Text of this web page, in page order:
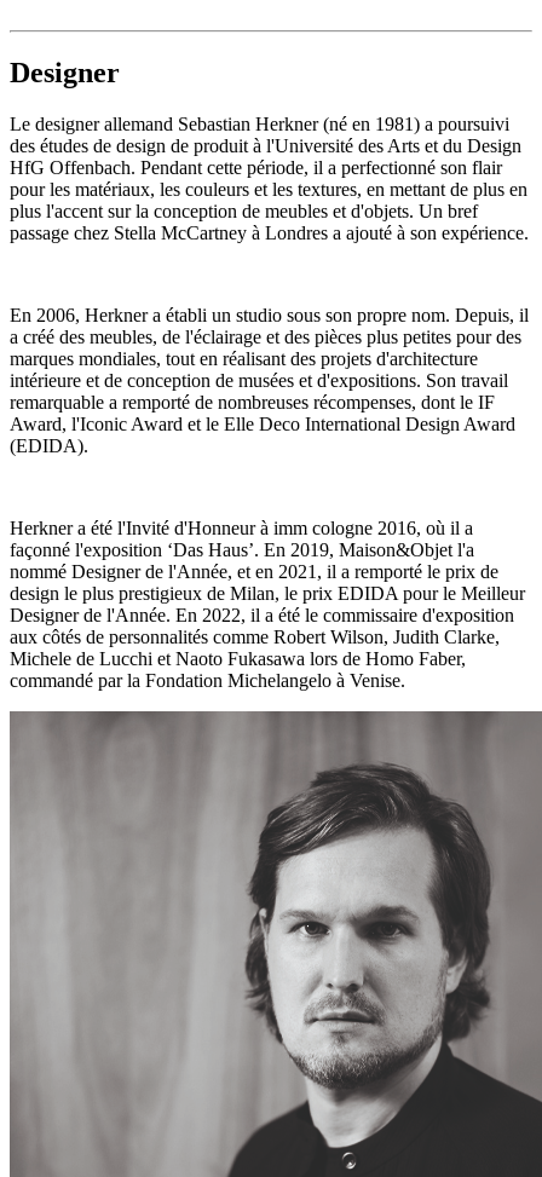
Designer
Le designer allemand Sebastian Herkner (né en 1981) a poursuivi
des études de design de produit à l'Université des Arts et du Design
HfG Offenbach. Pendant cette période, il a perfectionné son flair
pour les matériaux, les couleurs et les textures, en mettant de plus en
plus l'accent sur la conception de meubles et d'objets. Un bref
passage chez Stella McCartney à Londres a ajouté à son expérience.
En 2006, Herkner a établi un studio sous son propre nom. Depuis, il
a créé des meubles, de l'éclairage et des pièces plus petites pour des
marques mondiales, tout en réalisant des projets d'architecture
intérieure et de conception de musées et d'expositions. Son travail
remarquable a remporté de nombreuses récompenses, dont le IF
Award, l'Iconic Award et le Elle Deco International Design Award
(EDIDA).
Herkner a été l'Invité d'Honneur à imm cologne 2016, où il a
façonné l'exposition ‘Das Haus’. En 2019, Maison&Objet l'a
nommé Designer de l'Année, et en 2021, il a remporté le prix de
design le plus prestigieux de Milan, le prix EDIDA pour le Meilleur
Designer de l'Année. En 2022, il a été le commissaire d'exposition
aux côtés de personnalités comme Robert Wilson, Judith Clarke,
Michele de Lucchi et Naoto Fukasawa lors de Homo Faber,
commandé par la Fondation Michelangelo à Venise.